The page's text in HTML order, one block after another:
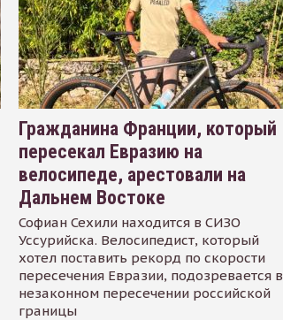
Гражданина Франции, который
пересекал Евразию на
велосипеде, арестовали на
Дальнем Востоке
Софиан Сехили находится в СИЗО
Уссурийска. Велосипедист, который
хотел поставить рекорд по скорости
пересечения Евразии, подозревается в
незаконном пересечении российской
границы